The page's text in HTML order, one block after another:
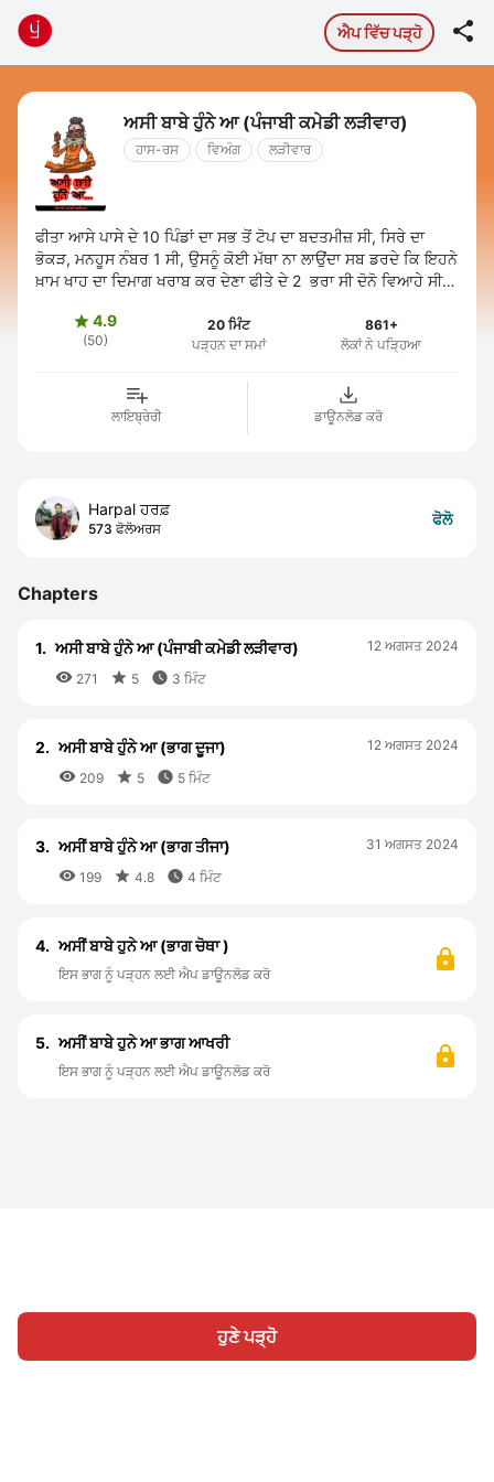
ਐਪ ਵਿੱਚ ਪੜ੍ਹੋ 
ਅਸੀ ਬਾਬੇ ਹੁੰਨੇ ਆ (ਪੰਜਾਬੀ ਕਮੇਡੀ ਲੜੀਵਾਰ)
ਹਾਸ-ਰਸ ਵਿਅੰਗ ਲੜੀਵਾਰ
ਫੀਤਾ ਆਸੇ ਪਾਸੇ ਦੇ 10 ਪਿੰਡਾਂ ਦਾ ਸਭ ਤੋਂ ਟੋਪ ਦਾ ਬਦਤਮੀਜ਼ ਸੀ, ਸਿਰੇ ਦਾ
ਭੋਕੜ, ਮਨਹੂਸ ਨੰਬਰ 1 ਸੀ, ਉਸਨੂੰ ਕੋਈ ਮੱਥਾ ਨਾ ਲਾਉਂਦਾ ਸਬ ਡਰਦੇ ਕਿ ਇਹਨੇ
ਖ਼ਾਮ ਖਾਹ ਦਾ ਦਿਮਾਗ ਖਰਾਬ ਕਰ ਦੇਣਾ ਫੀਤੇ ਦੇ 2 ਭਰਾ ਸੀ ਦੋਨੋ ਵਿਆਹੇ ਸੀ
4.9
(50)
20 ਮਿੰਟ
ਪੜ੍ਹਨ ਦਾ ਸਮਾਂ
861+
ਲੋਕਾਂ ਨੇ ਪੜ੍ਹਿਆ
ਲਾਇਬ੍ਰੇਰੀ ਡਾਊਨਲੋਡ ਕਰੋ
ਹੁਣੇ ਪੜ੍ਹੋ
Harpal ਹਰਫ਼
573 ਫੋਲੋਅਰਸ
ਫੋਲੋ
Chapters
1. ਅਸੀ ਬਾਬੇ ਹੁੰਨੇ ਆ (ਪੰਜਾਬੀ ਕਮੇਡੀ ਲੜੀਵਾਰ)
 271  5  3 ਮਿੰਟ
12 ਅਗਸਤ 2024
2. ਅਸੀ ਬਾਬੇ ਹੁੰਨੇ ਆ (ਭਾਗ ਦੂਜਾ)
 209  5  5 ਮਿੰਟ
12 ਅਗਸਤ 2024
3. ਅਸੀਂ ਬਾਬੇ ਹੁੰਨੇ ਆ (ਭਾਗ ਤੀਜਾ)
 199  4.8  4 ਮਿੰਟ
31 ਅਗਸਤ 2024
4. ਅਸੀਂ ਬਾਬੇ ਹੁਨੇ ਆ (ਭਾਗ ਚੋਥਾ )
ਇਸ ਭਾਗ ਨੂੰ ਪੜ੍ਹਨ ਲਈ ਐਪ ਡਾਊਨਲੋਡ ਕਰੋ
5. ਅਸੀਂ ਬਾਬੇ ਹੁਨੇ ਆ ਭਾਗ ਆਖਰੀ
ਇਸ ਭਾਗ ਨੂੰ ਪੜ੍ਹਨ ਲਈ ਐਪ ਡਾਊਨਲੋਡ ਕਰੋ
ਹੋਮ ਸ਼੍ਰੇਣੀ ਲਿਖੋ ਸਾਈਨ ਇਨ